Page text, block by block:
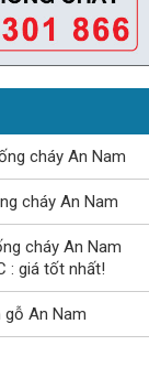
cháy An Nam
cháy An Nam
cháy An Nam
: giá tốt nhất!
gỗ An Nam